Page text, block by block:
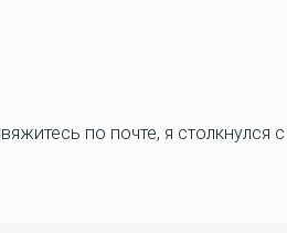
по почте, я столкнулся